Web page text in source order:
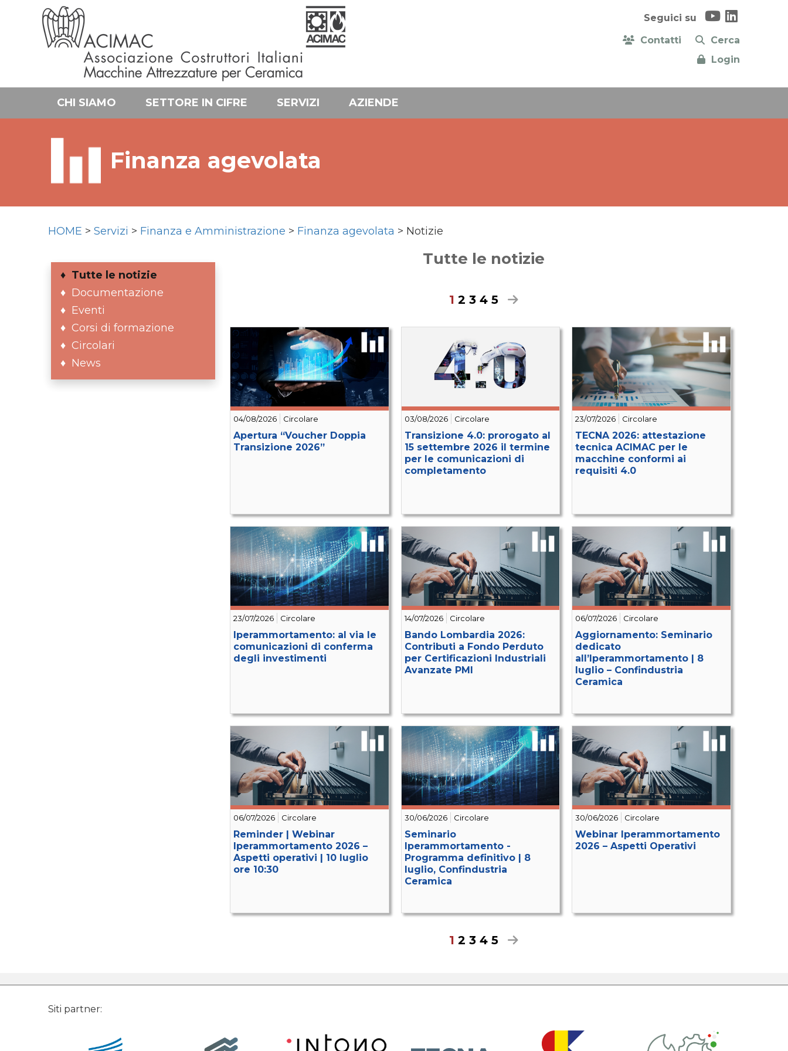
Seguici su
Contatti
Cerca
Login
CHI SIAMO SETTORE IN CIFRE SERVIZI AZIENDE
Finanza agevolata
HOME > Servizi > Finanza e Amministrazione > Finanza agevolata > Notizie
Tutte le notizie
Documentazione
Eventi
Corsi di formazione
Circolari
News
Tutte le notizie
1 2 3 4 5
04/08/2026 Circolare
Apertura “Voucher Doppia
Transizione 2026”
03/08/2026 Circolare
Transizione 4.0: prorogato al
15 settembre 2026 il termine
per le comunicazioni di
completamento
23/07/2026 Circolare
TECNA 2026: attestazione
tecnica ACIMAC per le
macchine conformi ai
requisiti 4.0
23/07/2026 Circolare
Iperammortamento: al via le
comunicazioni di conferma
degli investimenti
14/07/2026 Circolare
Bando Lombardia 2026:
Contributi a Fondo Perduto
per Certificazioni Industriali
Avanzate PMI
06/07/2026 Circolare
Aggiornamento: Seminario
dedicato
all’Iperammortamento | 8
luglio – Confindustria
Ceramica
06/07/2026 Circolare
Reminder | Webinar
Iperammortamento 2026 –
Aspetti operativi | 10 luglio
ore 10:30
30/06/2026 Circolare
Seminario
Iperammortamento -
Programma definitivo | 8
luglio, Confindustria
Ceramica
30/06/2026 Circolare
Webinar Iperammortamento
2026 – Aspetti Operativi
1 2 3 4 5
Siti partner: